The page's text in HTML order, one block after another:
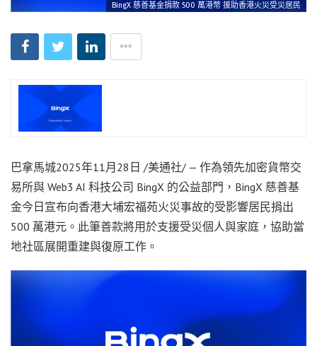
BingX 慈善基金捐款 500 萬港幣 援助香港火災受災居民
巴拿馬城2025年11月28日 /美通社/ — 作為領先加密貨幣交
易所與 Web3 AI 科技公司 BingX 的公益部門，BingX 慈善基
金今日宣布向香港大埔宏福苑火災事故的受影響居民捐出
500 萬港元。此筆善款將用於支援受災個人與家庭，協助當
地社區展開重建與復原工作。